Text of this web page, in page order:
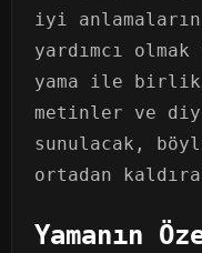
iyi
yardımcı
yama ile
metinler ve
sunulacak,
ortadan
Yamanın